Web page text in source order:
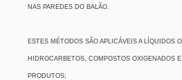
NAS PAREDES DO BALÃO.
ESTES MÉTODOS SÃO APLICÁVEIS A LÍQUIDOS
HIDROCARBETOS, COMPOSTOS OXIGENADOS
PRODUTOS;